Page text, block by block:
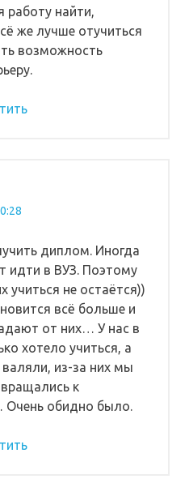
работу найти,
же лучше отучиться
возможность
диплом. Иногда
идти в ВУЗ. Поэтому
не остаётся))
всё больше и
от них… У нас в
хотело учиться, а
из-за них мы
к
обидно было.